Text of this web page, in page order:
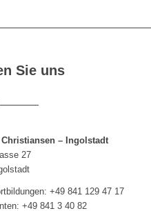
Sie uns
Christiansen – Ingolstadt
27
+49 841 129 47 17
+49 841 3 40 82